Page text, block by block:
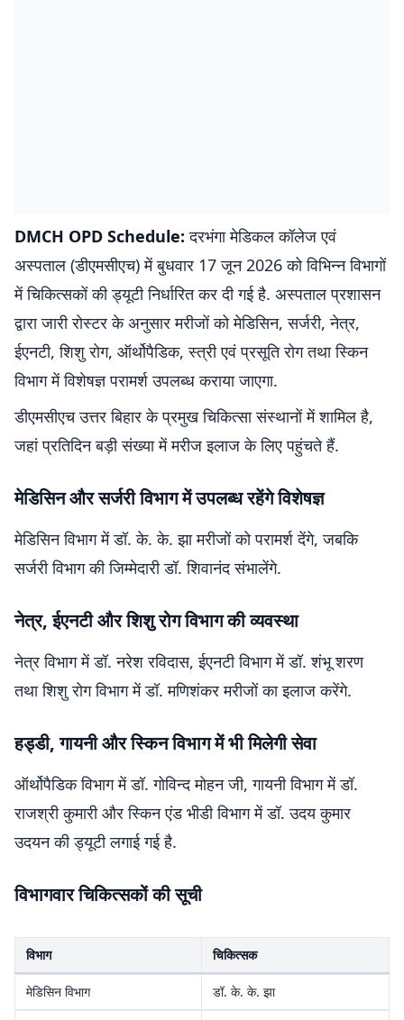
DMCH OPD Schedule: दरभंगा मेडिकल कॉलेज एवं
अस्पताल (डीएमसीएच) में बुधवार 17 जून 2026 को विभिन्न विभागों
में चिकित्सकों की ड्यूटी निर्धारित कर दी गई है. अस्पताल प्रशासन
द्वारा जारी रोस्टर के अनुसार मरीजों को मेडिसिन, सर्जरी, नेत्र,
ईएनटी, शिशु रोग, ऑर्थोपैडिक, स्त्री एवं प्रसूति रोग तथा स्किन
विभाग में विशेषज्ञ परामर्श उपलब्ध कराया जाएगा.
डीएमसीएच उत्तर बिहार के प्रमुख चिकित्सा संस्थानों में शामिल है,
जहां प्रतिदिन बड़ी संख्या में मरीज इलाज के लिए पहुंचते हैं.
मेडिसिन और सर्जरी विभाग में उपलब्ध रहेंगे विशेषज्ञ
मेडिसिन विभाग में डॉ. के. के. झा मरीजों को परामर्श देंगे, जबकि
सर्जरी विभाग की जिम्मेदारी डॉ. शिवानंद संभालेंगे.
नेत्र, ईएनटी और शिशु रोग विभाग की व्यवस्था
नेत्र विभाग में डॉ. नरेश रविदास, ईएनटी विभाग में डॉ. शंभू शरण
तथा शिशु रोग विभाग में डॉ. मणिशंकर मरीजों का इलाज करेंगे.
हड्डी, गायनी और स्किन विभाग में भी मिलेगी सेवा
ऑर्थोपैडिक विभाग में डॉ. गोविन्द मोहन जी, गायनी विभाग में डॉ.
राजश्री कुमारी और स्किन एंड भीडी विभाग में डॉ. उदय कुमार
उदयन की ड्यूटी लगाई गई है.
विभागवार चिकित्सकों की सूची
विभाग चिकित्सक
मेडिसिन विभाग डॉ. के. के. झा